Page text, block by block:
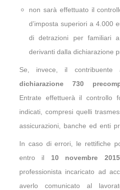
non sarà effettuato il
d’imposta superiori a 4.000
di detrazioni per familiari
derivanti dalla dichiarazione
Se, invece, il contribuente
dichiarazione 730
Entrate effettuerà il controllo
indicati, compresi quelli
assicurazioni , banche ed enti
In caso di errori, le rettifiche
entro il 10 novembre 2015
professionista incaricato ad
averlo comunicato al